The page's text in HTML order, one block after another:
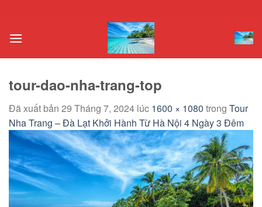
nội
tour-dao-nha-trang-top
Đã xuất bản 29 Tháng 7, 2024 lúc 1600 × 1080 trong Tour
Nha Trang – Đà Lạt Khởi Hành Từ Hà Nội 4 Ngày 3 Đêm